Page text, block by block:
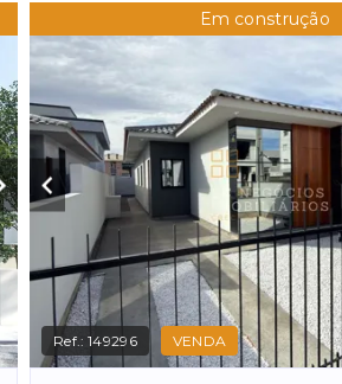
Em construção
Ref.:149296 VENDA